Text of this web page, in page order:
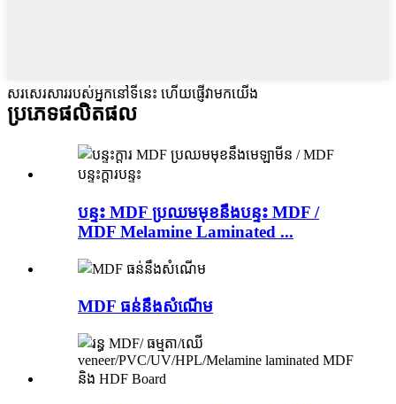
សរសេរសាររបស់អ្នកនៅទីនេះ ហើយផ្ញើវាមកយើង
ប្រភេទផលិតផល
បន្ទះ MDF ប្រឈមមុខនឹងបន្ទះ MDF /
MDF Melamine Laminated ...
MDF ធន់នឹងសំណើម